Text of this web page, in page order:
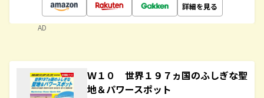
詳細を見る
AD
Ｗ１０ 世界１９７ヵ国のふしぎな聖
地＆パワースポット